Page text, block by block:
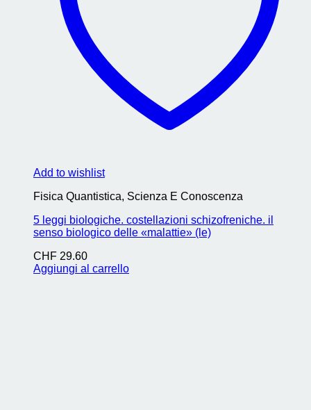
Add to wishlist
Fisica Quantistica, Scienza E Conoscenza
5 leggi biologiche. costellazioni schizofreniche. il
senso biologico delle «malattie» (le)
CHF 29.60
Aggiungi al carrello